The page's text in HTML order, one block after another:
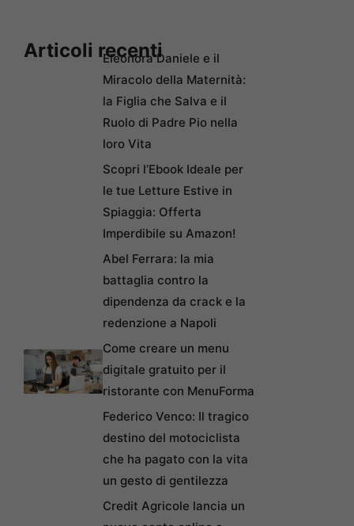
Articoli recentiEleonora Daniele e il
Miracolo della Maternità:
la Figlia che Salva e il
Ruolo di Padre Pio nella
loro Vita
Scopri l’Ebook Ideale per
le tue Letture Estive in
Spiaggia: Offerta
Imperdibile su Amazon!
Abel Ferrara: la mia
battaglia contro la
dipendenza da crack e la
redenzione a Napoli
Come creare un menu
digitale gratuito per il
ristorante con MenuForma
Federico Venco: Il tragico
destino del motociclista
che ha pagato con la vita
un gesto di gentilezza
Credit Agricole lancia un